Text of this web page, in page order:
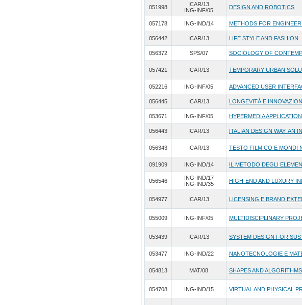
051998
ICAR/13
ING-INF/05
DESIGN AND ROBOTICS
057178 ING-IND/14 METHODS FOR
056442 ICAR/13 LIFE STYLE AND FASHION
056372 SPS/07 SOCIOLOGY OF
057421 ICAR/13 TEMPORARY URBAN
052216 ING-INF/05 ADVANCED USER
056445 ICAR/13 LONGEVITÀ E
053671 ING-INF/05 HYPERMEDIA
056443 ICAR/13 ITALIAN DESIGN WAY: AN
056343 ICAR/13 TESTO FILMICO E MONDI
091909 ING-IND/14 IL METODO DEGLI
056546
ING-IND/17
ING-IND/35
HIGH-END AND LUXURY
054977 ICAR/13 LICENSING E BRAND
055009 ING-INF/05 MULTIDISCIPLINARY
053439 ICAR/13 SYSTEM DESIGN FOR
053477 ING-IND/22 NANOTECNOLOGIE E
054813 MAT/08 SHAPES AND
054708 ING-IND/15 VIRTUAL AND PHYSICAL